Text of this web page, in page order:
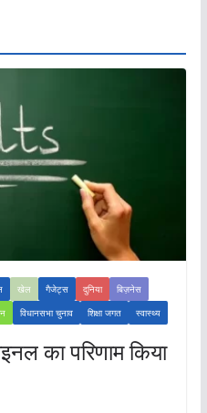
खेल गैजेट्स दुनिया
बिज़नेस
विधानसभा चुनाव शिक्षा जगत स्वास्थ्य
का परिणाम किया